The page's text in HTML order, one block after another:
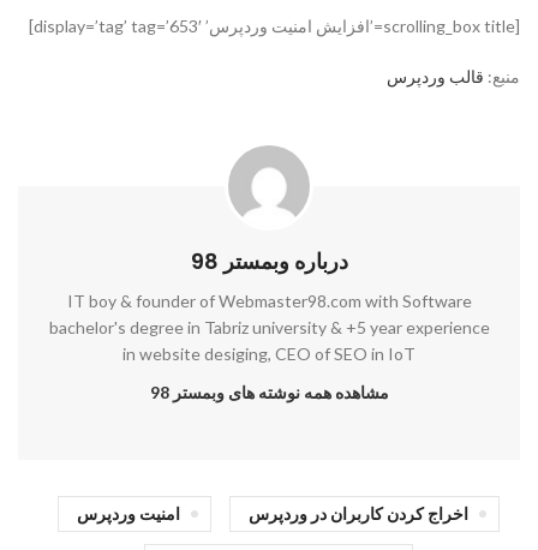
[scrolling_box title=’افزایش امنیت وردپرس’ display=’tag’ tag=’653′]
منبع: قالب وردپرس
درباره وبمستر 98
IT boy & founder of Webmaster98.com with Software
bachelor's degree in Tabriz university & +5 year experience
in website desiging, CEO of SEO in IoT
مشاهده همه نوشته های وبمستر 98
اخراج کردن کاربران در وردپرس امنیت وردپرس